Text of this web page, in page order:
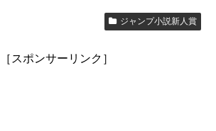
ジャンプ小説新人賞
［スポンサーリンク］